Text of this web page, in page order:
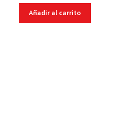
Añadir al carrito